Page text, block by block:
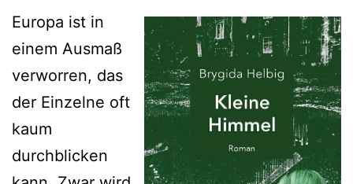
Europa ist in
einem Ausmaß
verworren, das
der Einzelne oft
kaum
durchblicken